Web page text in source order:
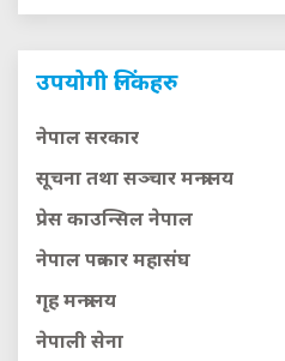
उपयोगी लिंकहरु
नेपाल सरकार
सूचना तथा सञ्चार मन्त्रालय
प्रेस काउन्सिल नेपाल
नेपाल पत्रकार महासंघ
गृह मन्त्रालय
नेपाली सेना